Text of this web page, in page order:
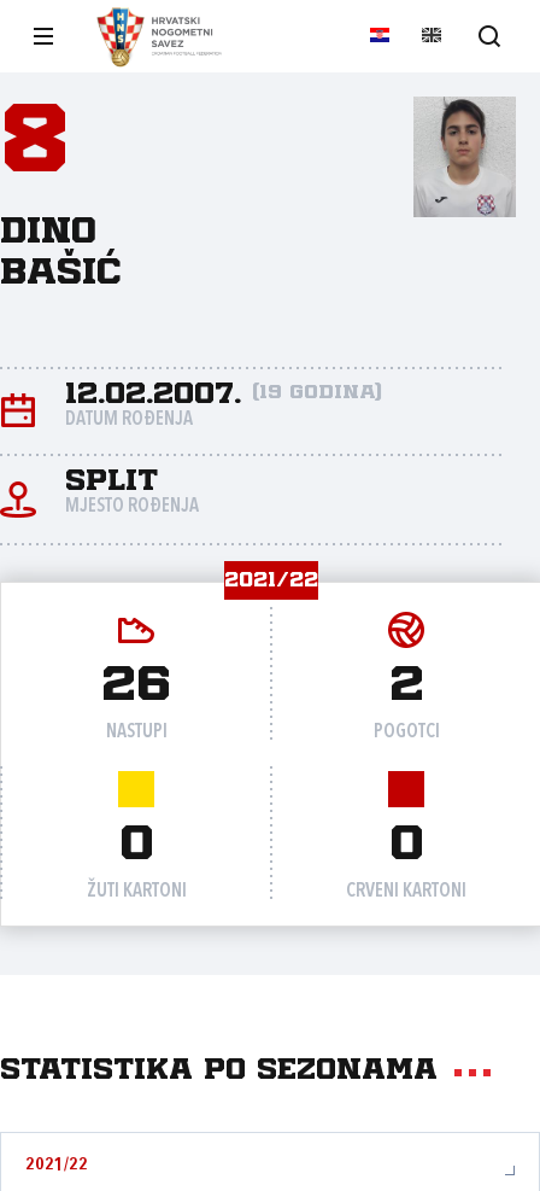
8
Dino
Bašić
12.02.2007. (19 godina)
DATUM ROĐENJA
Split
MJESTO ROĐENJA
2021/22
26
NASTUPI
2
POGOTCI
0
ŽUTI KARTONI
0
CRVENI KARTONI
Statistika po sezonama
2021/22